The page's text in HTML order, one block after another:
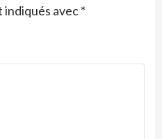
indiqués avec*